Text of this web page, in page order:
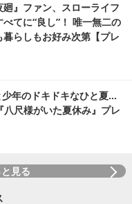
廻』ファン、スローライフ
てに“良し”！ 唯一無二の
暮らしもお好み次第【プレ
年のドキドキなひと夏…
尺様がいた夏休み』プレ
見る